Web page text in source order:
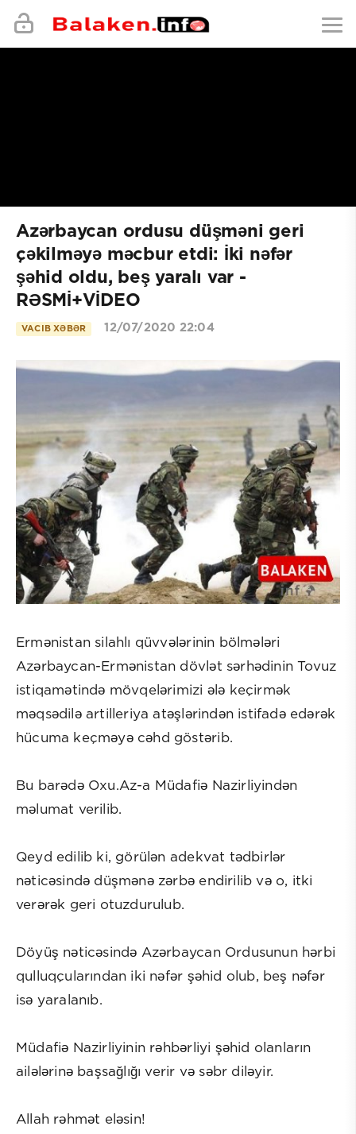
Azərbaycan ordusu düşməni geri
çəkilməyə məcbur etdi: İki nəfər
şəhid oldu, beş yaralı var -
RƏSMİ+VİDEO
VACIB XƏBƏR 12/07/2020 22:04
Ermənistan silahlı qüvvələrinin bölmələri
Azərbaycan-Ermənistan dövlət sərhədinin Tovuz
istiqamətində mövqelərimizi ələ keçirmək
məqsədilə artilleriya atəşlərindən istifadə edərək
hücuma keçməyə cəhd göstərib.
Bu barədə Oxu.Az-a Müdafiə Nazirliyindən
məlumat verilib.
Qeyd edilib ki, görülən adekvat tədbirlər
nəticəsində düşmənə zərbə endirilib və o, itki
verərək geri otuzdurulub.
Döyüş nəticəsində Azərbaycan Ordusunun hərbi
qulluqçularından iki nəfər şəhid olub, beş nəfər
isə yaralanıb.
Müdafiə Nazirliyinin rəhbərliyi şəhid olanların
ailələrinə başsağlığı verir və səbr diləyir.
Allah rəhmət eləsin!